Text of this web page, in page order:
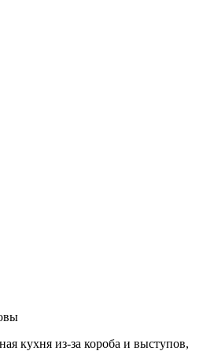
кухня из-за короба и выступов,